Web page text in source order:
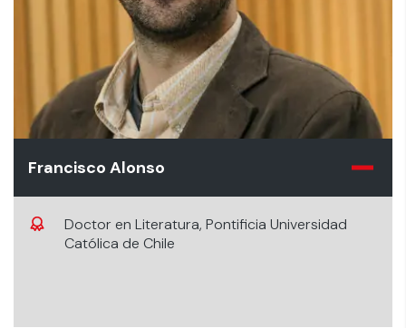
Francisco Alonso
Doctor en Literatura, Pontificia Universidad
Católica de Chile